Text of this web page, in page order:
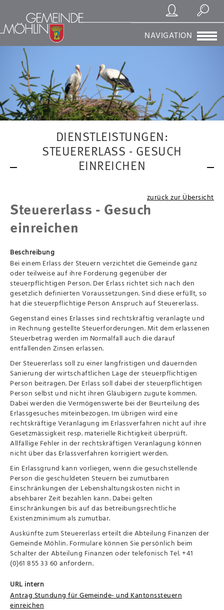
Registrierung/Login
Suchen
NAVIGATION
DIENSTLEISTUNGEN:
STEUERERLASS - GESUCH
EINREICHEN
zurück zur Übersicht
Steuererlass - Gesuch
einreichen
Beschreibung
Bei einem Erlass der Steuern verzichtet die Gemeinde ganz
oder teilweise auf ihre Forderung gegenüber der
steuerpflichtigen Person. Der Erlass richtet sich nach den
gesetzlich definierten Voraussetzungen. Sind diese erfüllt, so
hat die steuerpflichtige Person Anspruch auf Steuererlass.
Gegenstand eines Erlasses sind rechtskräftig veranlagte und
in Rechnung gestellte Steuerforderungen. Mit dem erlassenen
Steuerbetrag werden im Normalfall auch die darauf
entfallenden Zinsen erlassen.
Der Steuererlass soll zu einer langfristigen und dauernden
Sanierung der wirtschaftlichen Lage der steuerpflichtigen
Person beitragen. Der Erlass soll dabei der steuerpflichtigen
Person selbst und nicht ihren Gläubigern zugute kommen.
Dabei werden die Vermögenswerte bei der Beurteilung des
Erlassgesuches miteinbezogen. Im übrigen wird eine
rechtskräftige Veranlagung im Erlassverfahren nicht auf ihre
Gesetzmässigkeit resp. materielle Richtigkeit überprüft.
Allfällige Fehler in der rechtskräftigen Veranlagung können
nicht über das Erlassverfahren korrigiert werden.
Ein Erlassgrund kann vorliegen, wenn die gesuchstellende
Person die geschuldeten Steuern bei zumutbaren
Einschränkungen der Lebenshaltungskosten nicht in
absehbarer Zeit bezahlen kann. Dabei gelten
Einschränkungen bis auf das betreibungsrechtliche
Existenzminimum als zumutbar.
Auskünfte zum Steuererlass erteilt die Abteilung Finanzen der
Gemeinde Möhlin. Formulare können Sie persönlich beim
Schalter der Abteilung Finanzen oder telefonisch Tel. +41
(0)61 855 33 60 anfordern.
URL intern
Antrag Stundung für Gemeinde- und Kantonssteuern
einreichen